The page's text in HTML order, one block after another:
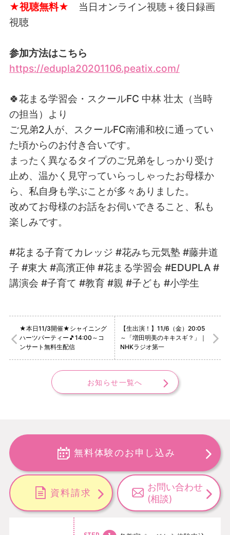
★視聴無料★ 当日オンライン視聴＋後日録画
視聴
参加方法はこちら
https://edupla20201106.peatix.com/
🍀花まる学習会・スクールFC 中林 壮太（当時
の担当）より
ご兄弟2人が、スクールFC南浦和校に通ってい
た頃からのお付き合いです。
まったく異なるタイプのご兄弟をしっかり受け
止め、温かく見守っていらっしゃったお母様か
ら、私自身も学ぶことが多々ありました。
改めてお母様のお話をお伺いできること、私も
楽しみです。
#花まる子育てカレッジ #花みち元気塾 #藤井道
子 #東大 #高濱正伸 #花まる学習会 #EDUPLA #
講演会 #子育て #教育 #親 #子ども #小学生
★本日11/3開催★シャイニング
ハーツパーティー🎵14:00～コ
ンサート無料生配信
【生出演！】11/6（金）20:05
～「増田明美のキキスギ？」 ｜
NHKラジオ第一
お知らせ一覧へ
無料体験のお申し込み
資料請求
お問い合わせ
(相談)